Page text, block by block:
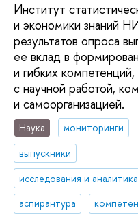
Институт
и экономики знаний
результатов опроса
ее вклад в
и гибких
с научной работой,
и самоорганизацией.
Наука
мониторинги
выпускники
исследования и аналитика
аспирантура